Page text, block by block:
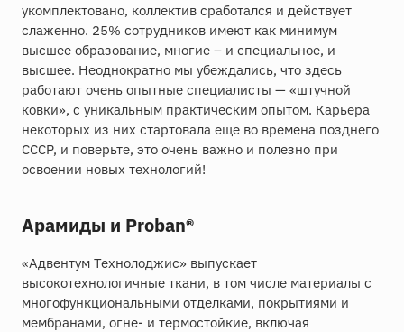
укомплектовано, коллектив сработался и действует
слаженно. 25% сотрудников имеют как минимум
высшее образование, многие – и специальное, и
высшее. Неоднократно мы убеждались, что здесь
работают очень опытные специалисты — «штучной
ковки», с уникальным практическим опытом. Карьера
некоторых из них стартовала еще во времена позднего
СССР, и поверьте, это очень важно и полезно при
освоении новых технологий!
Арамиды и Proban®
«Адвентум Технолоджис» выпускает
высокотехнологичные ткани, в том числе материалы с
многофункциональными отделками, покрытиями и
мембранами, огне- и термостойкие, включая